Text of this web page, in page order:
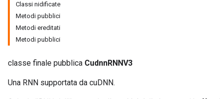
Classi nidificate
Metodi pubblici
Metodi ereditati
Metodi pubblici
classe finale pubblica CudnnRNNV3
Una RNN supportata da cuDNN.